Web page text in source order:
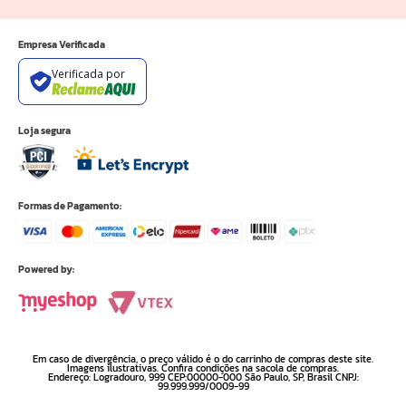
Empresa Verificada
Verificada por
Loja segura
Formas de Pagamento:
Powered by:
Em caso de divergência, o preço válido é o do carrinho de compras deste site.
Imagens ilustrativas. Confira condições na sacola de compras.
Endereço: Logradouro, 999 CEP:00000-000 São Paulo, SP, Brasil CNPJ:
99.999.999/0009-99